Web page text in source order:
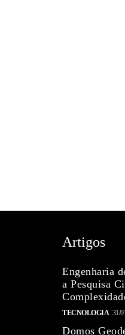
Artigos
Engenharia
a Pesquisa
TECNOLOGIA 31/
Domos